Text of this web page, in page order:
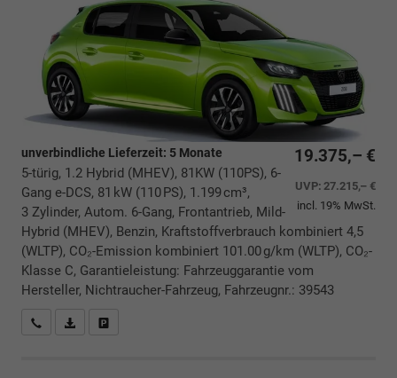
19.375,– €
UVP:27.215,– €
incl. 19% MwSt.
unverbindliche Lieferzeit: 5 Monate
5-türig, 1.2 Hybrid (MHEV), 81KW (110PS), 6-
Gang e-DCS, 81 kW (110 PS), 1.199 cm³,
3 Zylinder, Autom. 6-Gang, Frontantrieb, Mild-
Hybrid (MHEV), Benzin, Kraftstoffverbrauch kombiniert 4,5
(WLTP), CO₂-Emission kombiniert 101.00 g/km (WLTP), CO₂-
Klasse C, Garantieleistung: Fahrzeuggarantie vom
Hersteller, Nichtraucher-Fahrzeug, Fahrzeugnr.: 39543
Rückrufbitte absenden
PDF-Datei, Fahrzeugexposé drucken